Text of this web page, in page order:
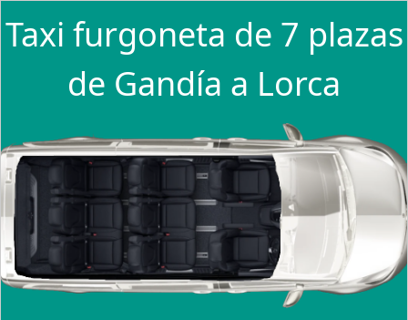
Taxi furgoneta de 7 plazas
de Gandía a Lorca